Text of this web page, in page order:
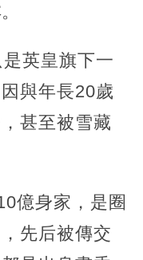
。
英皇旗下一
與年長20歲
甚至被雪藏
億身家，是圈
先后被傳交